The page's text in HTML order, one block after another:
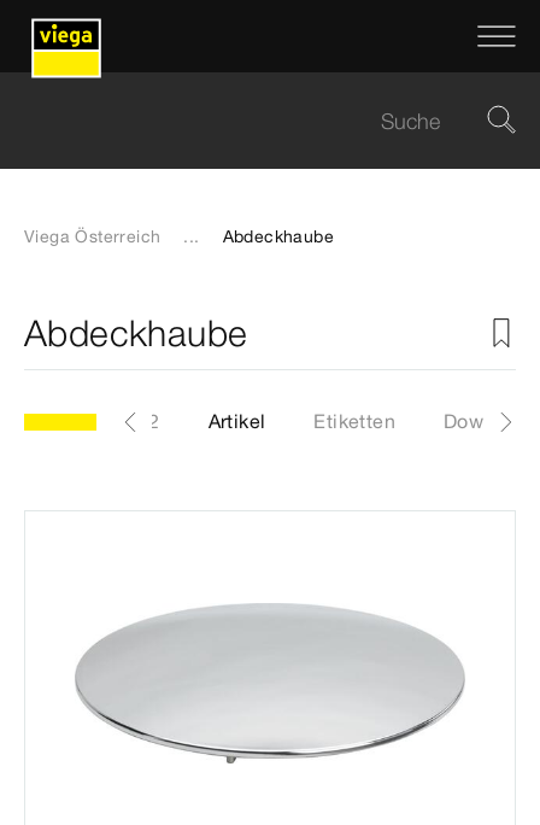
Viega Österreich ... Abdeckhaube
Abdeckhaube
Modell 6142.92 Artikel Etiketten